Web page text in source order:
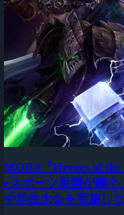
MOBA『Heroes of
eスポーツ展開が縮小
や学生大会を実施し